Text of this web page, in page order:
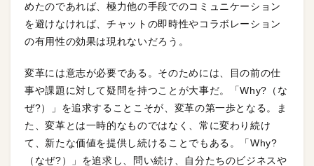
めたのであれば、極力他の手段でのコミュニケーション
を避けなければ、チャットの即時性やコラボレーション
の有用性の効果は現れないだろう。
変革には意志が必要である。そのためには、目の前の仕
事や課題に対して疑問を持つことが大事だ。「Why?（な
ぜ?）」を追求することこそが、変革の第一歩となる。ま
た、変革とは一時的なものではなく、常に変わり続け
て、新たな価値を提供し続けることでもある。「Why?
（なぜ?）」を追求し、問い続け、自分たちのビジネスや